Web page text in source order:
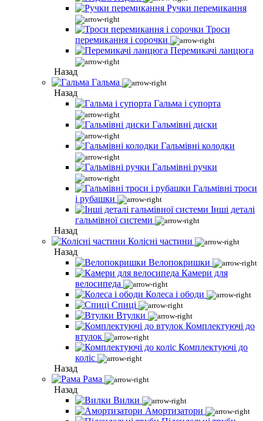
Ручки перемикання
Троси
перемикання і сорочки
Перемикачі ланцюга
Назад
Гальма
Назад
Гальма і супорта
Гальмівні диски
Гальмівні колодки
Гальмівні ручки
Гальмівні троси
і рубашки
Інші деталі
гальмівної системи
Назад
Колісні частини
Назад
Велопокришки
Камери для
велосипеда
Колеса і ободи
Спиці
Втулки
Комплектуючі до
втулок
Комплектуючі до
коліс
Назад
Рама
Назад
Вилки
Амортизатори